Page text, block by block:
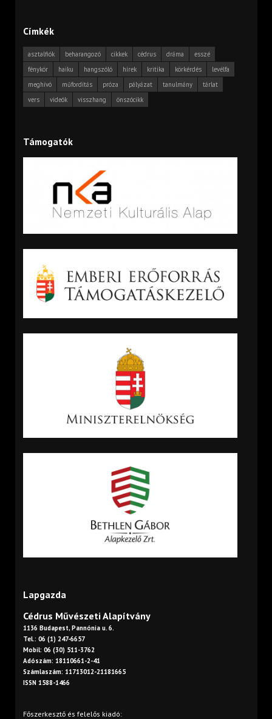
Címkék
asztalfiók beharangozó cikkek cédrus dráma
esszé
fénykör
haiku hangszóló hírek kritika körkérdés
levélfa
meghívó
műfordítás próza pályázat tanulmány
tárlat
vers
videók visszhang önszócikk
Támogatók
Lapgazda
Cédrus Művészeti Alapítvány
1136 Budapest, Pannónia u. 6.
Tel.: 06 (1) 247-6657
Mobil: 06 (30) 511-3762
Adószám: 18110661-2-41
Számlaszám: 11713012-21181665
ISSN 1588-1466
Főszerkesztő és felelős kiadó: